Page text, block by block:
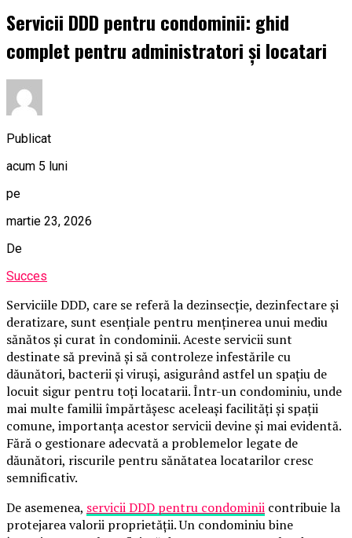
Servicii DDD pentru condominii: ghid
complet pentru administratori și locatari
Publicat
acum 5 luni
pe
martie 23, 2026
De
Succes
Serviciile DDD, care se referă la dezinsecție, dezinfectare și
deratizare, sunt esențiale pentru menținerea unui mediu
sănătos și curat în condominii. Aceste servicii sunt
destinate să prevină și să controleze infestările cu
dăunători, bacterii și viruși, asigurând astfel un spațiu de
locuit sigur pentru toți locatarii. Într-un condominiu, unde
mai multe familii împărtășesc aceleași facilități și spații
comune, importanța acestor servicii devine și mai evidentă.
Fără o gestionare adecvată a problemelor legate de
dăunători, riscurile pentru sănătatea locatarilor cresc
semnificativ.
De asemenea, servicii DDD pentru condominii contribuie la
protejarea valorii proprietății. Un condominiu bine